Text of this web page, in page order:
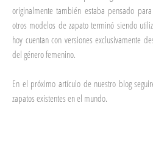
originalmente también estaba pensado
otros modelos de zapato terminó siendo
hoy cuentan con versiones exclusivamente
del género femenino.
En el próximo artículo de nuestro blog
zapatos existentes en el mundo.